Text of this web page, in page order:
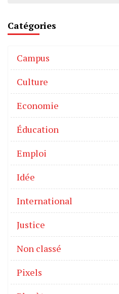
Catégories
Campus
Culture
Economie
Éducation
Emploi
Idée
International
Justice
Non classé
Pixels